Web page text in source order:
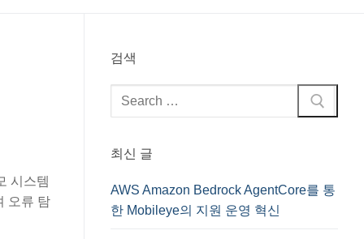
시스템
오류 탐
검색
검
색
최신 글
AWS Amazon Bedrock AgentCore를 통
한 Mobileye의 지원 운영 혁신